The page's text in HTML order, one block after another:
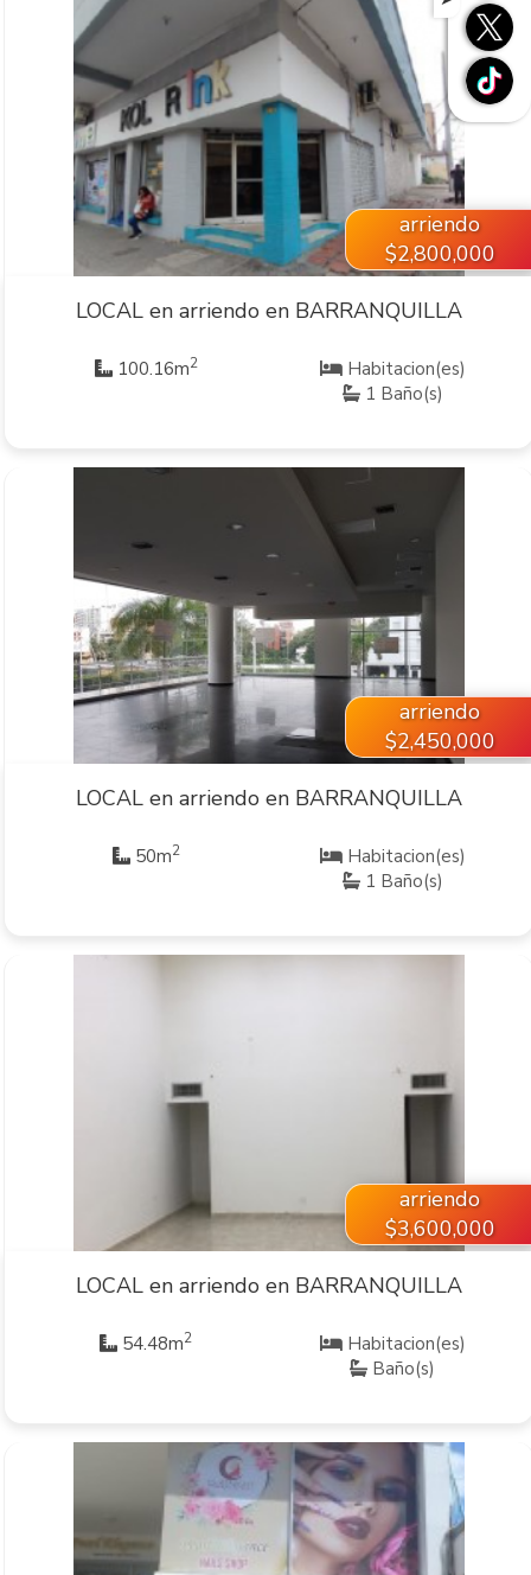
VER INMUEBLE
arriendo
$2,800,000
LOCAL en arriendo en BARRANQUILLA
100.16m2
Habitacion(es)
1 Baño(s)
VER INMUEBLE
arriendo
$2,450,000
LOCAL en arriendo en BARRANQUILLA
50m2
Habitacion(es)
1 Baño(s)
arriendo
$3,600,000
LOCAL en arriendo en BARRANQUILLA
54.48m2
Habitacion(es)
Baño(s)